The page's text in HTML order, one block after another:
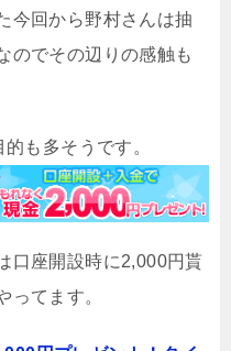
今回から野村さんは抽
のでその辺りの感触も
も多そうです。
口座開設時に2,000円貰
ってます。